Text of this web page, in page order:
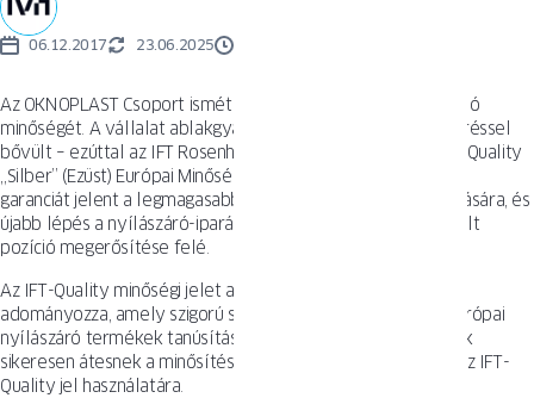
06.12.2017 23.06.2025
Az OKNOPLAST Csoport ismét bebizonyította termékei kiváló
minőségét. A vállalat ablakgyártási portfóliója újabb elismeréssel
bővült – ezúttal az IFT Rosenheim Intézet által odaítélt IFT-Quality
„Silber” (Ezüst) Európai Minőségi Jelöléssel. Ez a tanúsítvány
garanciát jelent a legmagasabb színvonalú termékek vásárlására, és
újabb lépés a nyílászáró-iparág európai élvonalában elfoglalt
pozíció megerősítése felé.
Az IFT-Quality minőségi jelet az IFT Rosenheim Intézet
adományozza, amely szigorú szabályokat dolgozott ki az európai
nyílászáró termékek tanúsítására. Azok az ablakok, amelyek
sikeresen átesnek a minősítési eljáráson, jogosulttá válnak az IFT-
Quality jel használatára.